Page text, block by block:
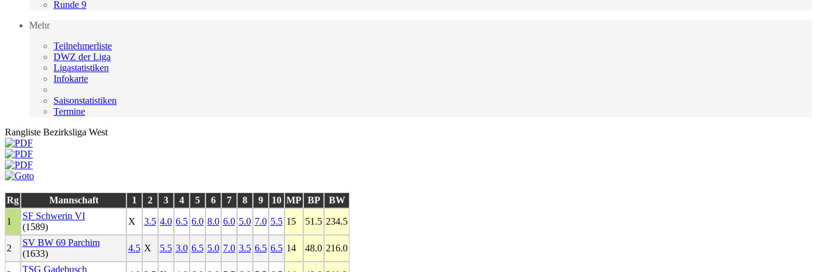
Runde 9
Mehr
Teilnehmerliste
DWZ der Liga
Ligastatistiken
Infokarte
Saisonstatistiken
Termine
Rangliste Bezirksliga West
Rg Mannschaft 1 2 3 4 5 6 7 8 9 10 MP BP BW
1
SF Schwerin VI
(1589)
X 3.5 4.0 6.5 6.0 8.0 6.0 5.0 7.0 5.5 15 51.5 234.5
2
SV BW 69 Parchim
(1633)
4.5 X 5.5 3.0 6.5 5.0 7.0 3.5 6.5 6.5 14 48.0 216.0
TSG Gadebusch